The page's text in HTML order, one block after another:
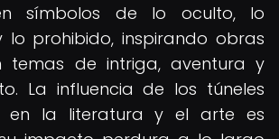
símbolos de lo oculto, lo
lo prohibido, inspirando obras
temas de intriga, aventura y
La influencia de los túneles
en la literatura y el arte es